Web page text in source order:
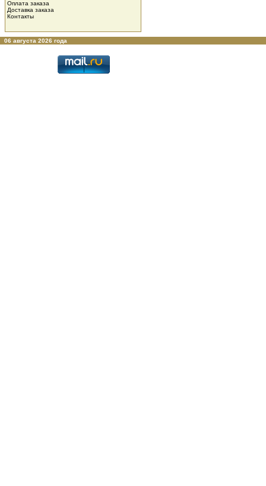
Оплата заказа
Доставка заказа
Контакты
06 августа 2026 года